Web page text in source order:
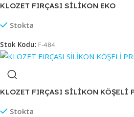
KLOZET FIRÇASI SİLİKON EKO
Stokta
Stok Kodu: F-484
KLOZET FIRÇASI SİLİKON KÖŞELİ
Stokta